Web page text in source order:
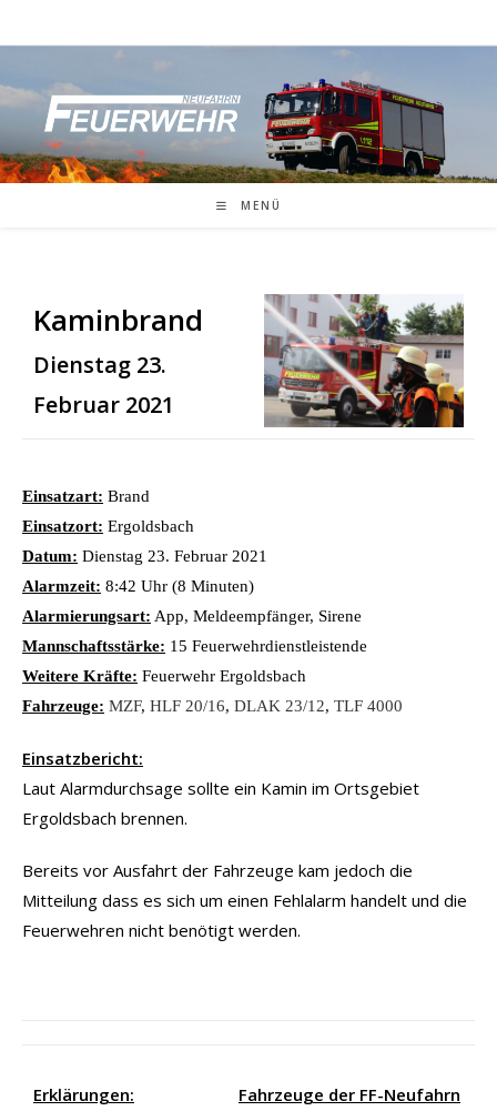
Inhalt
MENÜ
Kaminbrand
Dienstag 23.
Februar 2021
Einsatzart: Brand
Einsatzort: Ergoldsbach
Datum: Dienstag 23. Februar 2021
Alarmzeit: 8:42 Uhr (8 Minuten)
Alarmierungsart: App, Meldeempfänger, Sirene
Mannschaftsstärke: 15 Feuerwehrdienstleistende
Weitere Kräfte: Feuerwehr Ergoldsbach
Fahrzeuge: MZF, HLF 20/16, DLAK 23/12, TLF 4000
Einsatzbericht:
Laut Alarmdurchsage sollte ein Kamin im Ortsgebiet
Ergoldsbach brennen.
Bereits vor Ausfahrt der Fahrzeuge kam jedoch die
Mitteilung dass es sich um einen Fehlalarm handelt und die
Feuerwehren nicht benötigt werden.
Erklärungen:
Fahrzeuge der FF-Neufahrn